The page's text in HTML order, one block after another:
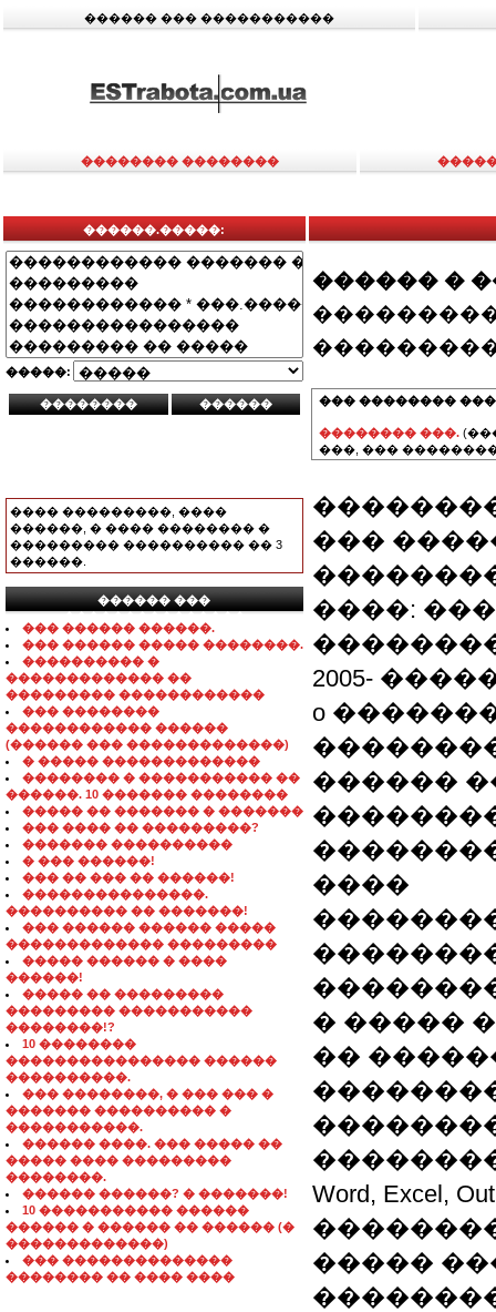
������ ��� �����������
�������� ��������
������.�����:
�����:
���� ���������, ����
������, � ���� �������� �
��������� ���������� �� 3
������.
������ ���
���������������
��� ������ ������.
��� ������ ����� ��������.
���������� �
������������� ��
��������� ������������
��� ��������
������������ ������
(������ ��� �������������)
� ����� �������������
�������� � ����������� ��
������. 10 ������� ��������
����� �� ������� � �������
��� ���� �� ���������?
������� ����������
� ��� ������!
��� �� ��� �� ������!
���������������.
���������� �� �������!
��� ������ ������ �����
������������� ���������
����� ������ � ����
������!
����� �� ���������
��������� �����������
��������!?
10 ��������
���������������� ������
����������.
��� ��������, � ��� ��� �
������� ���������� �
�����������.
������ ����. ��� ����� ��
����� ���� ���������
��������.
������ ������? � �������!
10 ����������� ������
������ � ������ �� ������ (�
�������������)
��� ��������������
�������� �� ���� ����
������ �
��� ��������
�������� ���.
���, ���
���
����: ���
2005-
o
������
����
� �����
��
���������
Word, Excel,
�����